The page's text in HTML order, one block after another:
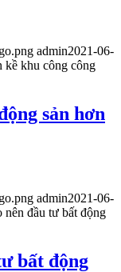
admin2021-06-
kề khu công công
sản hơn
admin2021-06-
đầu tư bất động
bất động